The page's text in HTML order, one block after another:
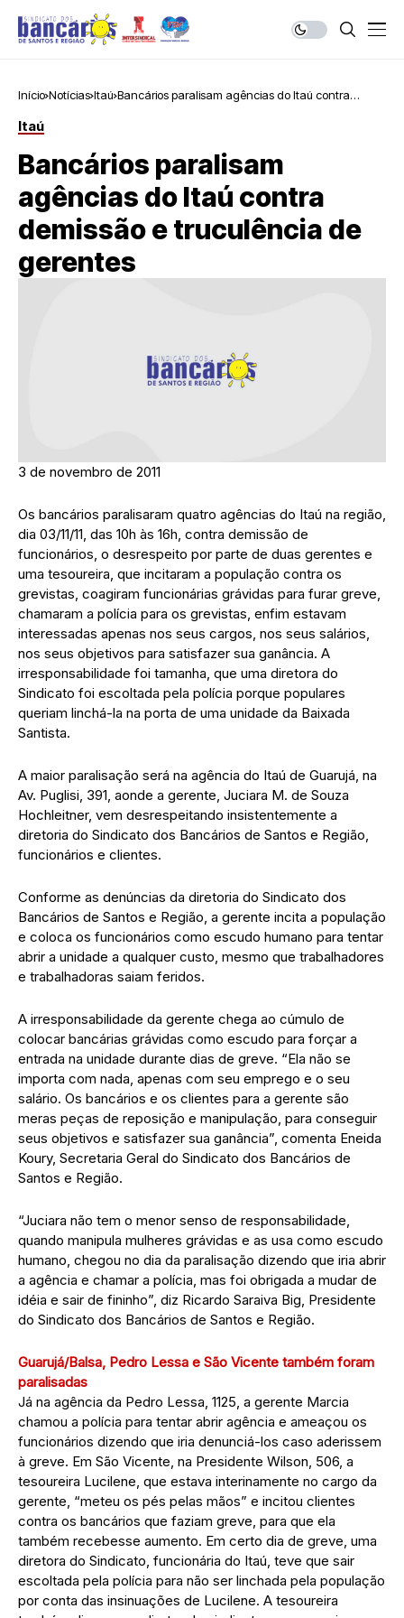
Início Notícias Itaú Bancários paralisam agências do Itaú contra
Itaú
Bancários paralisam
agências do Itaú contra
demissão e truculência de
gerentes
3 de novembro de 2011
Os bancários paralisaram quatro agências do Itaú na região,
dia 03/11/11, das 10h às 16h, contra demissão de
funcionários, o desrespeito por parte de duas gerentes e
uma tesoureira, que incitaram a população contra os
grevistas, coagiram funcionárias grávidas para furar greve,
chamaram a polícia para os grevistas, enfim estavam
interessadas apenas nos seus cargos, nos seus salários,
nos seus objetivos para satisfazer sua ganância. A
irresponsabilidade foi tamanha, que uma diretora do
Sindicato foi escoltada pela polícia porque populares
queriam linchá-la na porta de uma unidade da Baixada
Santista.
A maior paralisação será na agência do Itaú de Guarujá, na
Av. Puglisi, 391, aonde a gerente, Juciara M. de Souza
Hochleitner, vem desrespeitando insistentemente a
diretoria do Sindicato dos Bancários de Santos e Região,
funcionários e clientes.
Conforme as denúncias da diretoria do Sindicato dos
Bancários de Santos e Região, a gerente incita a população
e coloca os funcionários como escudo humano para tentar
abrir a unidade a qualquer custo, mesmo que trabalhadores
e trabalhadoras saiam feridos.
A irresponsabilidade da gerente chega ao cúmulo de
colocar bancárias grávidas como escudo para forçar a
entrada na unidade durante dias de greve. “Ela não se
importa com nada, apenas com seu emprego e o seu
salário. Os bancários e os clientes para a gerente são
meras peças de reposição e manipulação, para conseguir
seus objetivos e satisfazer sua ganância”, comenta Eneida
Koury, Secretaria Geral do Sindicato dos Bancários de
Santos e Região.
“Juciara não tem o menor senso de responsabilidade,
quando manipula mulheres grávidas e as usa como escudo
humano, chegou no dia da paralisação dizendo que iria abrir
a agência e chamar a polícia, mas foi obrigada a mudar de
idéia e sair de fininho”, diz Ricardo Saraiva Big, Presidente
do Sindicato dos Bancários de Santos e Região.
Guarujá/Balsa, Pedro Lessa e São Vicente também foram
paralisadas
Já na agência da Pedro Lessa, 1125, a gerente Marcia
chamou a polícia para tentar abrir agência e ameaçou os
funcionários dizendo que iria denunciá-los caso aderissem
à greve. Em São Vicente, na Presidente Wilson, 506, a
tesoureira Lucilene, que estava interinamente no cargo da
gerente, “meteu os pés pelas mãos” e incitou clientes
contra os bancários que faziam greve, para que ela
também recebesse aumento. Em certo dia de greve, uma
diretora do Sindicato, funcionária do Itaú, teve que sair
escoltada pela polícia para não ser linchada pela população
por conta das insinuações de Lucilene. A tesoureira